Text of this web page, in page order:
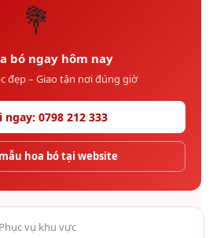
💐
bó ngay hôm nay
đẹp – Giao tận nơi đúng giờ
ngay: 0798 212 333
hoa bó tại website
Phục vụ khu vực